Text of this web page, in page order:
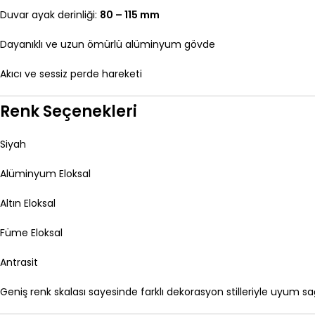
Duvar ayak derinliği: 80 – 115 mm
Dayanıklı ve uzun ömürlü alüminyum gövde
Akıcı ve sessiz perde hareketi
Renk Seçenekleri
Siyah
Alüminyum Eloksal
Altın Eloksal
Füme Eloksal
Antrasit
Geniş renk skalası sayesinde farklı dekorasyon stilleriyle uyum